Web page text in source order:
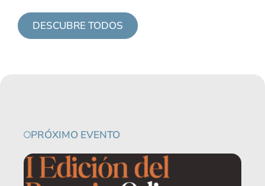
DESCUBRE TODOS
PRÓXIMO EVENTO